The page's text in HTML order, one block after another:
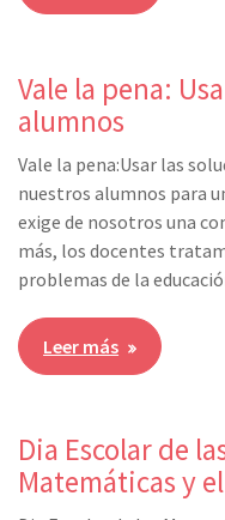
Vale la pena:
alumnos
Vale la pena:Usar las
nuestros alumnos para
exige de nosotros una
más, los docentes
problemas de la
Leer más
Dia Escolar de
Matemáticas y